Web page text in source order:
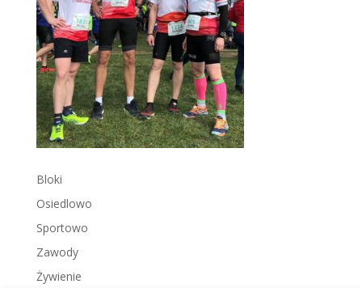
Bloki
Osiedlowo
Sportowo
Zawody
Żywienie